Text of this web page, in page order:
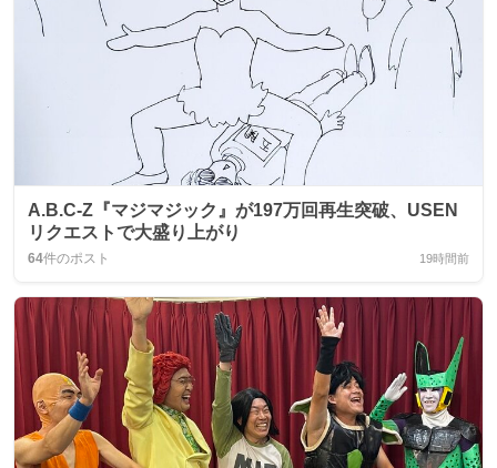
A.B.C‑Z『マジマジック』が197万回再生突破、USEN
リクエストで大盛り上がり
64件のポスト 19時間前